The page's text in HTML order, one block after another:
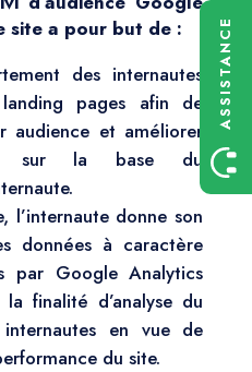
site a pour but de :
des internautes
pages afin de
audience et améliorer
sur la base du
l’internaute donne son
données à caractère
par Google Analytics
finalité d’analyse du
en vue de
du site.
ASSISTANCE